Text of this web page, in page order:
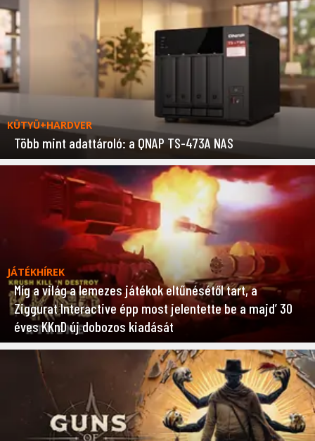
KÜTYÜ+HARDVER
Több mint adattároló: a QNAP TS-473A NAS
JÁTÉKHÍREK
Míg a világ a lemezes játékok eltűnésétől tart, a
Ziggurat Interactive épp most jelentette be a majd’ 30
éves KKnD új dobozos kiadását